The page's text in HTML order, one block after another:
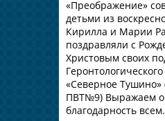
«Преображение»
детьми из
Кирилла и Марии
поздравляли с
Христовым своих
«Северное
ПВТ№9) Выражаем
благодарность